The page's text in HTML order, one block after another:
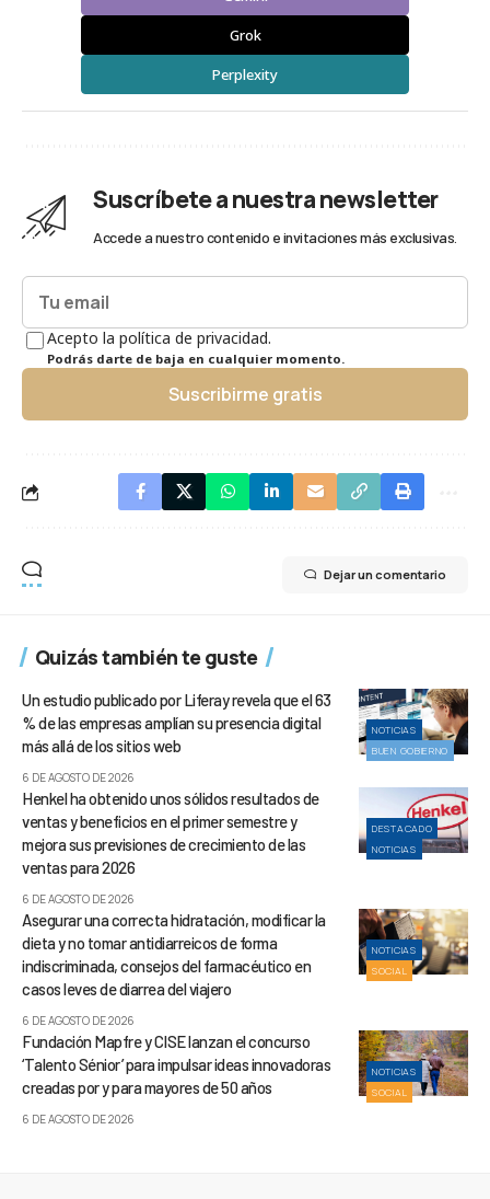
Grok
Perplexity
Suscríbete a nuestra newsletter
Accede a nuestro contenido e invitaciones más exclusivas.
Acepto la política de privacidad.
Podrás darte de baja en cualquier momento.
Suscribirme gratis
Dejar un comentario
Quizás también te guste
NOTICIAS
BUEN GOBIERNO
Un estudio publicado por Liferay revela que el 63
% de las empresas amplían su presencia digital
más allá de los sitios web
6 DE AGOSTO DE 2026
DESTACADO
NOTICIAS
Henkel ha obtenido unos sólidos resultados de
ventas y beneficios en el primer semestre y
mejora sus previsiones de crecimiento de las
ventas para 2026
6 DE AGOSTO DE 2026
NOTICIAS
SOCIAL
Asegurar una correcta hidratación, modificar la
dieta y no tomar antidiarreicos de forma
indiscriminada, consejos del farmacéutico en
casos leves de diarrea del viajero
6 DE AGOSTO DE 2026
NOTICIAS
SOCIAL
Fundación Mapfre y CISE lanzan el concurso
‘Talento Sénior’ para impulsar ideas innovadoras
creadas por y para mayores de 50 años
6 DE AGOSTO DE 2026